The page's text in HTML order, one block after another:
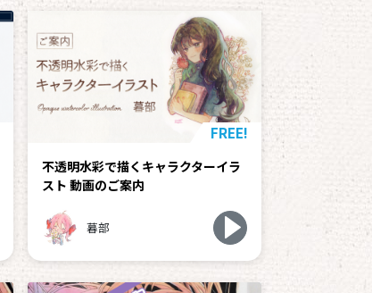
FREE!
不透明水彩で描くキャラクターイラ
スト 動画のご案内
暮部